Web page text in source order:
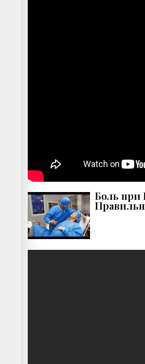
Боль при